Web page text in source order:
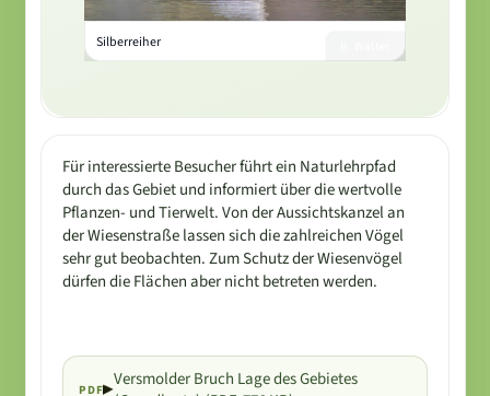
Silberreiher
Für interessierte Besucher führt ein Naturlehrpfad
durch das Gebiet und informiert über die wertvolle
Pflanzen- und Tierwelt. Von der Aussichtskanzel an
der Wiesenstraße lassen sich die zahlreichen Vögel
sehr gut beobachten. Zum Schutz der Wiesenvögel
dürfen die Flächen aber nicht betreten werden.
PDF
Versmolder Bruch Lage des Gebietes